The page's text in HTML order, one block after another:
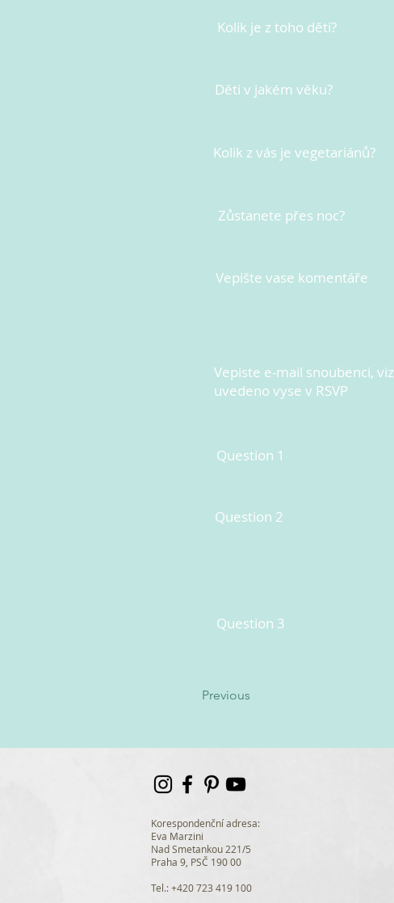
Kolik je z toho děti?
Děti v jakém věku?
Kolik z vás je vegetariánů?
Zůstanete přes noc?
Vepište vase komentáře
Vepiste e-mail snoubenci, viz
uvedeno vyse v RSVP
Question 1
Question 2
Question 3
Previous
Korespondenční adresa:
Eva Marzini
Nad Smetankou 221/5
Praha 9, PSČ 190 00
Tel.: +420 723 419 100